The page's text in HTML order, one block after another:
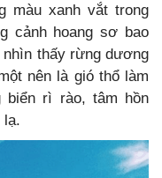
màu xanh vắt trong
cảnh hoang sơ bao
thấy rừng dương
nên là gió thổ làm
biển rì rào, tâm hồn
lạ.